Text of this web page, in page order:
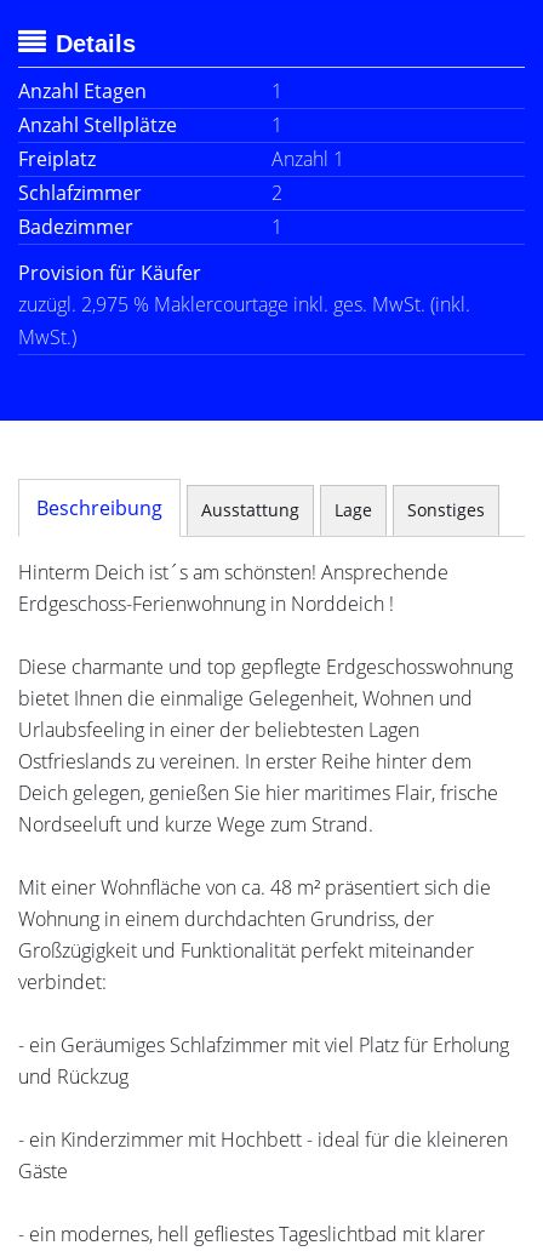
Details
Anzahl Etagen
1
Anzahl Stellplätze
1
Freiplatz
Anzahl 1
Schlafzimmer
2
Badezimmer
1
Provision für Käufer
zuzügl. 2,975 % Maklercourtage inkl. ges. MwSt. (inkl.
MwSt.)
Beschreibung Ausstattung Lage Sonstiges
Hinterm Deich ist´s am schönsten! Ansprechende
Erdgeschoss-Ferienwohnung in Norddeich !
Diese charmante und top gepflegte Erdgeschosswohnung
bietet Ihnen die einmalige Gelegenheit, Wohnen und
Urlaubsfeeling in einer der beliebtesten Lagen
Ostfrieslands zu vereinen. In erster Reihe hinter dem
Deich gelegen, genießen Sie hier maritimes Flair, frische
Nordseeluft und kurze Wege zum Strand.
Mit einer Wohnfläche von ca. 48 m² präsentiert sich die
Wohnung in einem durchdachten Grundriss, der
Großzügigkeit und Funktionalität perfekt miteinander
verbindet:
- ein Geräumiges Schlafzimmer mit viel Platz für Erholung
und Rückzug
- ein Kinderzimmer mit Hochbett - ideal für die kleineren
Gäste
- ein modernes, hell gefliestes Tageslichtbad mit klarer